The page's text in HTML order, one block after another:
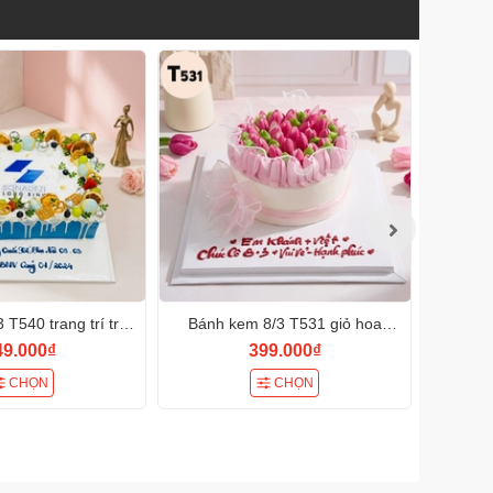
T540 trang trí trái
sang chảnh
CHỌN
Bánh kem 8/3 T531 giỏ hoa
Tulip hồng pastel ngọt ngào
quyến rũ
399.000₫
CHỌN